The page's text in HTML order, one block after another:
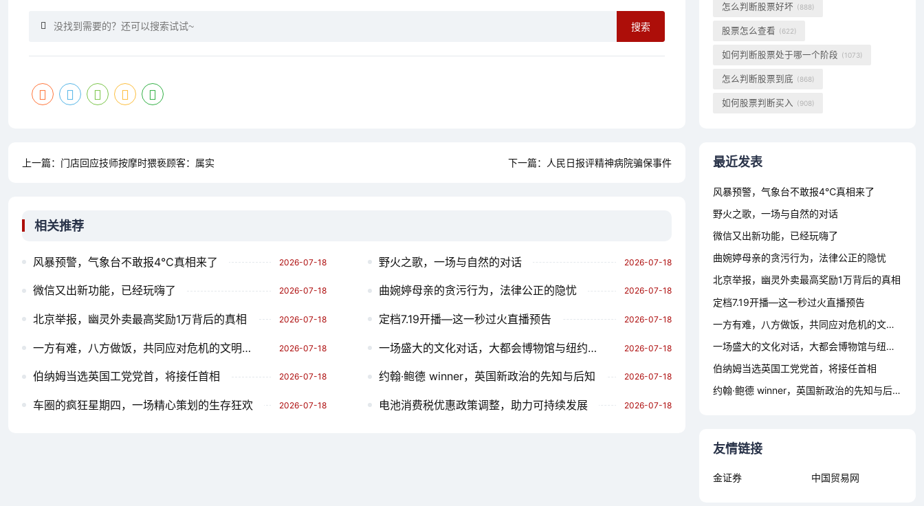
搜索
上一篇： 门店回应技师按摩时猥亵顾客：属实 下一篇： 人民日报评精神病院骗保事件
相关推荐
风暴预警，气象台不敢报4℃真相来了 2026-07-18 野火之歌，一场与自然的对话 2026-07-18
微信又出新功能，已经玩嗨了 2026-07-18 曲婉婷母亲的贪污行为，法律公正的隐忧 2026-07-18
北京举报，幽灵外卖最高奖励1万背后的真相 2026-07-18 定档7.19开播—这一秒过火直播预告 2026-07-18
一方有难，八方做饭，共同应对危机的文明之光 2026-07-18 一场盛大的文化对话，大都会博物馆与纽约的百搭文化 2026-07-18
伯纳姆当选英国工党党首，将接任首相 2026-07-18 约翰·鲍德 winner，英国新政治的先知与后知 2026-07-18
车圈的疯狂星期四，一场精心策划的生存狂欢 2026-07-18 电池消费税优惠政策调整，助力可持续发展 2026-07-18
怎么判断股票好坏 (888)
股票怎么查看 (622)
如何判断股票处于哪一个阶段 (1073)
怎么判断股票到底 (868)
如何股票判断买入 (908)
最近发表
风暴预警，气象台不敢报4℃真相来了
野火之歌，一场与自然的对话
微信又出新功能，已经玩嗨了
曲婉婷母亲的贪污行为，法律公正的隐忧
北京举报，幽灵外卖最高奖励1万背后的真相
定档7.19开播—这一秒过火直播预告
一方有难，八方做饭，共同应对危机的文明之光
一场盛大的文化对话，大都会博物馆与纽约的百搭文化
伯纳姆当选英国工党党首，将接任首相
约翰·鲍德 winner，英国新政治的先知与后知
友情链接
金证券 中国贸易网